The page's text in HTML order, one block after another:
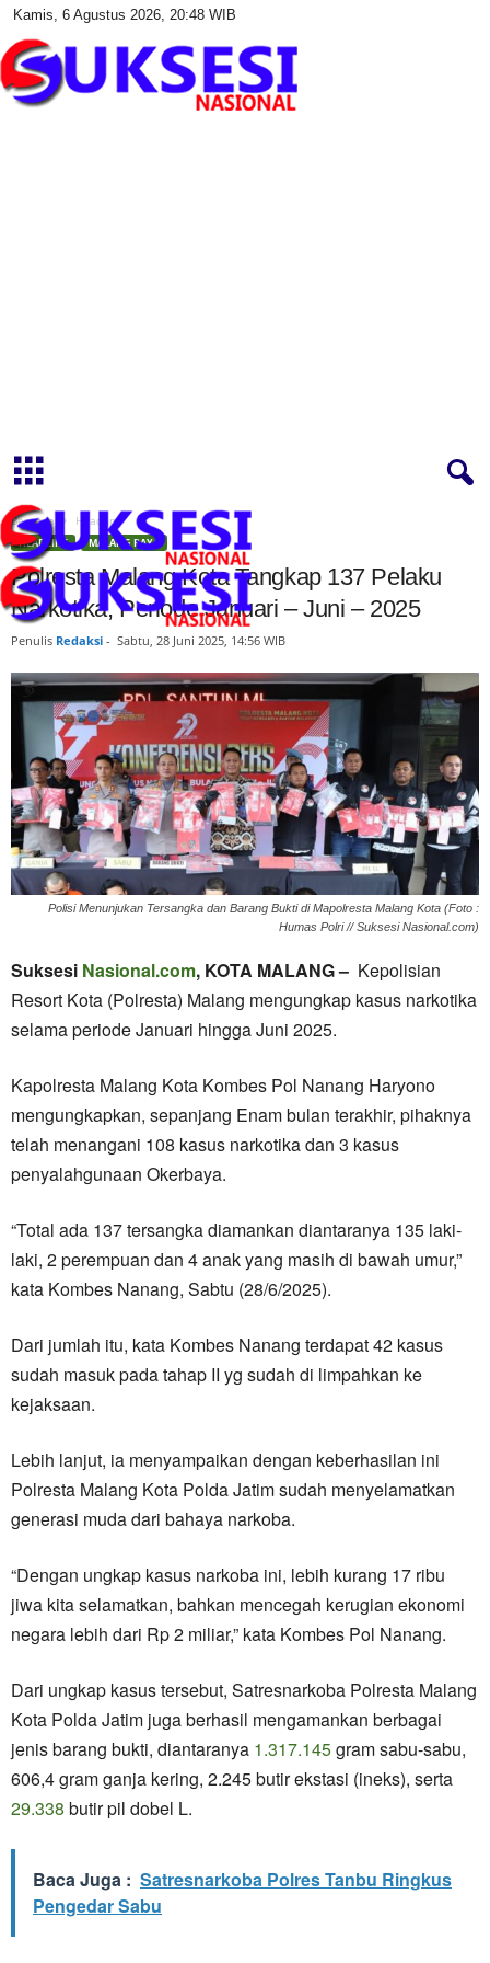
Kamis, 6 Agustus 2026, 20:48 WIB
Beranda Headline
HEADLINE MALANG RAYA
Polresta Malang Kota Tangkap 137 Pelaku
Narkotika, Periode Januari – Juni – 2025
Penulis Redaksi - Sabtu, 28 Juni 2025, 14:56 WIB
Polisi Menunjukan Tersangka dan Barang Bukti di Mapolresta Malang Kota (Foto :
Humas Polri // Suksesi Nasional.com)
Suksesi Nasional.com, KOTA MALANG – Kepolisian
Resort Kota (Polresta) Malang mengungkap kasus narkotika
selama periode Januari hingga Juni 2025.
Kapolresta Malang Kota Kombes Pol Nanang Haryono
mengungkapkan, sepanjang Enam bulan terakhir, pihaknya
telah menangani 108 kasus narkotika dan 3 kasus
penyalahgunaan Okerbaya.
“Total ada 137 tersangka diamankan diantaranya 135 laki-
laki, 2 perempuan dan 4 anak yang masih di bawah umur,”
kata Kombes Nanang, Sabtu (28/6/2025).
Dari jumlah itu, kata Kombes Nanang terdapat 42 kasus
sudah masuk pada tahap II yg sudah di limpahkan ke
kejaksaan.
Lebih lanjut, ia menyampaikan dengan keberhasilan ini
Polresta Malang Kota Polda Jatim sudah menyelamatkan
generasi muda dari bahaya narkoba.
“Dengan ungkap kasus narkoba ini, lebih kurang 17 ribu
jiwa kita selamatkan, bahkan mencegah kerugian ekonomi
negara lebih dari Rp 2 miliar,” kata Kombes Pol Nanang.
Dari ungkap kasus tersebut, Satresnarkoba Polresta Malang
Kota Polda Jatim juga berhasil mengamankan berbagai
jenis barang bukti, diantaranya 1.317.145gram sabu-sabu,
606,4 gram ganja kering, 2.245 butir ekstasi (ineks), serta
29.338 butir pil dobel L.
Baca Juga : Satresnarkoba Polres Tanbu Ringkus
Pengedar Sabu